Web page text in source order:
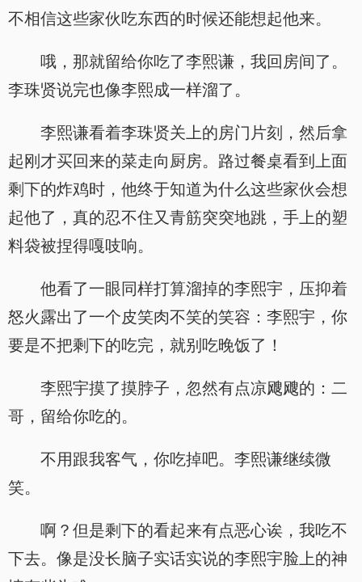
不相信这些家伙吃东西的时候还能想起他来。
哦，那就留给你吃了李熙谦，我回房间了。
李珠贤说完也像李熙成一样溜了。
李熙谦看着李珠贤关上的房门片刻，然后拿
起刚才买回来的菜走向厨房。路过餐桌看到上面
剩下的炸鸡时，他终于知道为什么这些家伙会想
起他了，真的忍不住又青筋突突地跳，手上的塑
料袋被捏得嘎吱响。
他看了一眼同样打算溜掉的李熙宇，压抑着
怒火露出了一个皮笑肉不笑的笑容：李熙宇，你
要是不把剩下的吃完，就别吃晚饭了！
李熙宇摸了摸脖子，忽然有点凉飕飕的：二
哥，留给你吃的。
不用跟我客气，你吃掉吧。李熙谦继续微
笑。
啊？但是剩下的看起来有点恶心诶，我吃不
下去。像是没长脑子实话实说的李熙宇脸上的神